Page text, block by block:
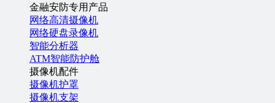
金融安防专用产品
网络高清摄像机
网络硬盘录像机
智能分析器
ATM智能防护舱
摄像机配件
摄像机护罩
摄像机支架